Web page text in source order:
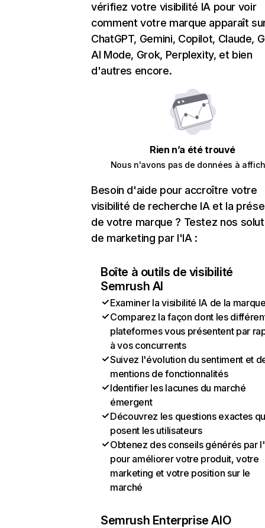
vérifiez votre visibilité IA pour voir
comment votre marque apparaît
ChatGPT, Gemini, Copilot, Claude,
AI Mode, Grok, Perplexity, et bien
d'autres encore.
Rien n’a été trouvé
Nous n'avons pas de données à
Besoin d'aide pour accroître votre
visibilité de recherche IA et la
de votre marque ? Testez nos
de marketing par l'IA :
Boîte à outils de visibilité
Semrush AI
Examiner la visibilité IA de la
Comparez la façon dont les
plateformes vous présentent par
à vos concurrents
Suivez l'évolution du sentiment et
mentions de fonctionnalités
Identifier les lacunes du marché
émergent
Découvrez les questions exactes
posent les utilisateurs
Obtenez des conseils générés par
pour améliorer votre produit, votre
marketing et votre position sur le
marché
Semrush Enterprise AIO